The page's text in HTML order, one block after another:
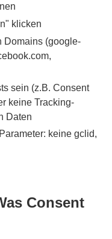
klicken
Domains (google-
sein (z.B. Consent
keine Tracking-
Daten
keine gclid,
Consent